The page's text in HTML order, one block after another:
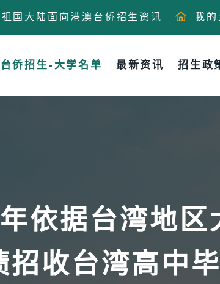
国大陆面向港澳台侨招生资讯 我的
侨招生-大学名单 最新资讯 招生政
依据台湾地
收台湾高中